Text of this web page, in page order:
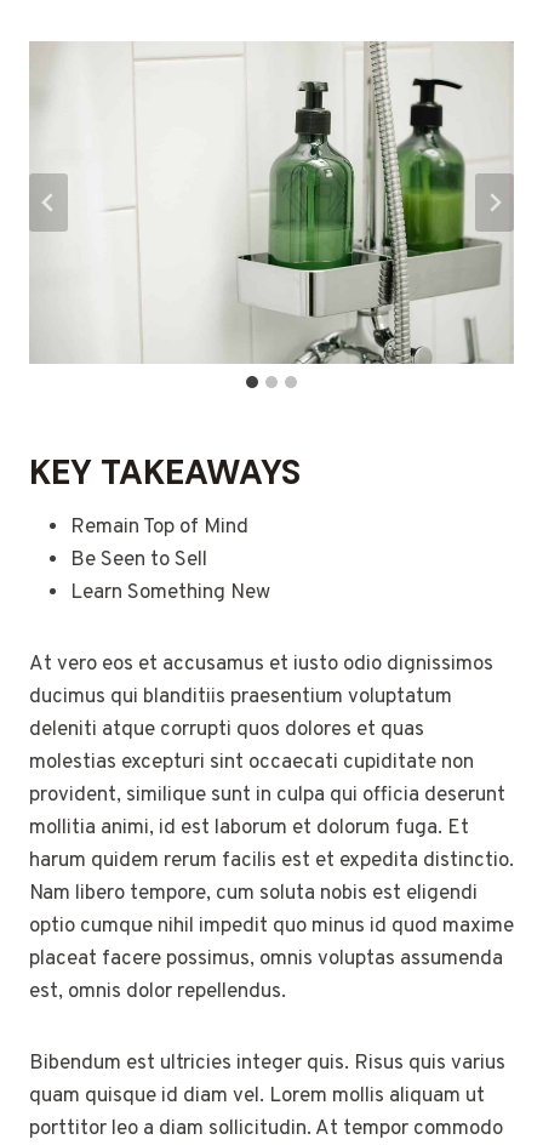
KEY TAKEAWAYS
Remain Top of Mind
Be Seen to Sell
Learn Something New
At vero eos et accusamus et iusto odio dignissimos
ducimus qui blanditiis praesentium voluptatum
deleniti atque corrupti quos dolores et quas
molestias excepturi sint occaecati cupiditate non
provident, similique sunt in culpa qui officia deserunt
mollitia animi, id est laborum et dolorum fuga. Et
harum quidem rerum facilis est et expedita distinctio.
Nam libero tempore, cum soluta nobis est eligendi
optio cumque nihil impedit quo minus id quod maxime
placeat facere possimus, omnis voluptas assumenda
est, omnis dolor repellendus.
Bibendum est ultricies integer quis. Risus quis varius
quam quisque id diam vel. Lorem mollis aliquam ut
porttitor leo a diam sollicitudin. At tempor commodo